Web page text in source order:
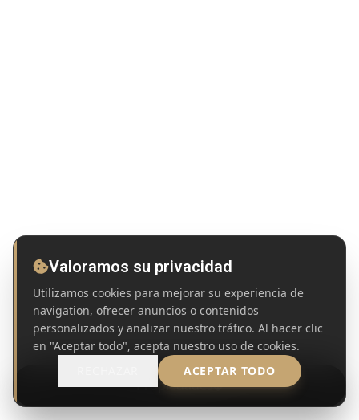
Propiedades
Valoramos su privacidad
Utilizamos cookies para mejorar su experiencia de
navigation, ofrecer anuncios o contenidos
personalizados y analizar nuestro tráfico. Al hacer clic
en "Aceptar todo", acepta nuestro uso de cookies.
ACEPTAR TODO